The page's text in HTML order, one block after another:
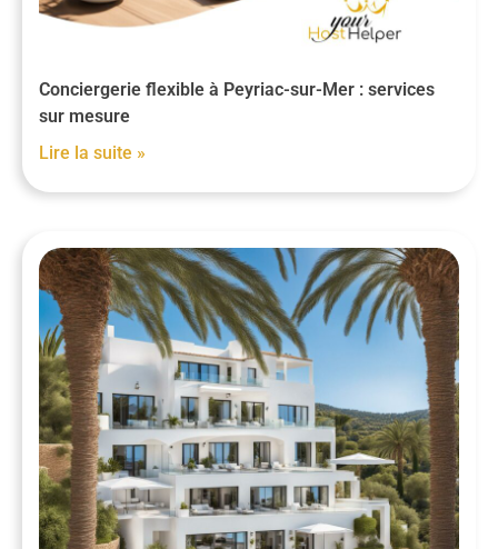
Conciergerie flexible à Peyriac-sur-Mer : services
sur mesure
Lire la suite »